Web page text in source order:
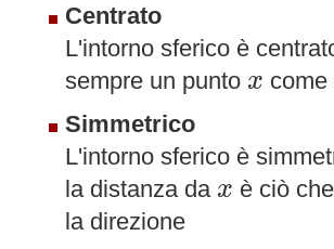
Centrato
L'intorno sferico è
sempre un punto x
x come
Simmetrico
L'intorno sferico è
la distanza da x
x è ciò
la direzione